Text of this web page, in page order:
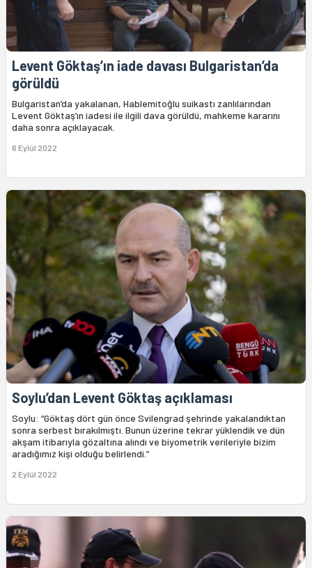
Levent Göktaş’ın iade davası Bulgaristan’da
görüldü
Bulgaristan’da yakalanan, Hablemitoğlu suikastı zanlılarından
Levent Göktaş’ın iadesi ile ilgili dava görüldü, mahkeme kararını
daha sonra açıklayacak.
6 Eylül 2022
Soylu’dan Levent Göktaş açıklaması
Soylu: “Göktaş dört gün önce Svilengrad şehrinde yakalandıktan
sonra serbest bırakılmıştı. Bunun üzerine tekrar yüklendik ve dün
akşam itibarıyla gözaltına alındı ve biyometrik verileriyle bizim
aradığımız kişi olduğu belirlendi.”
2 Eylül 2022